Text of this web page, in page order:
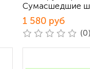
Сумасшедшие
1 580 руб